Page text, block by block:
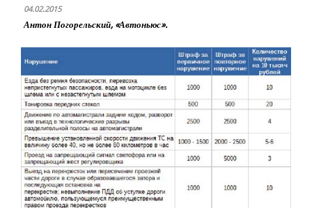
04.02.2015
Антон Погорельский, «Автоньюс».